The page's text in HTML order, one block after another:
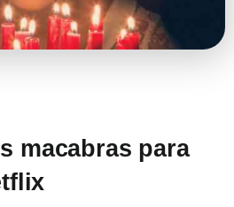
macabras para